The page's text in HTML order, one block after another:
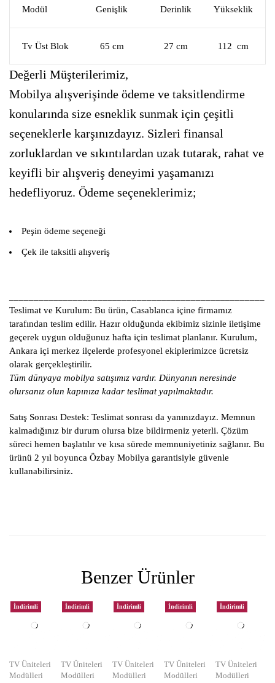
Modül Genişlik Derinlik Yükseklik
Tv Üst Blok 65 cm 27 cm 112 cm
Değerli Müşterilerimiz,
Mobilya alışverişinde ödeme ve taksitlendirme
konularında size esneklik sunmak için çeşitli
seçeneklerle karşınızdayız. Sizleri finansal
zorluklardan ve sıkıntılardan uzak tutarak, rahat ve
keyifli bir alışveriş deneyimi yaşamanızı
hedefliyoruz. Ödeme seçeneklerimiz;
Peşin ödeme seçeneği
Çek ile taksitli alışveriş
Teslimat ve Kurulum: Bu ürün, Casablanca içine firmamız
tarafından teslim edilir. Hazır olduğunda ekibimiz sizinle iletişime
geçerek uygun olduğunuz hafta için teslimat planlanır. Kurulum,
Ankara içi merkez ilçelerde profesyonel ekiplerimizce ücretsiz
olarak gerçekleştirilir.
Tüm dünyaya mobilya satışımız vardır. Dünyanın neresinde
olursanız olun kapınıza kadar teslimat yapılmaktadır.
Satış Sonrası Destek: Teslimat sonrası da yanınızdayız. Memnun
kalmadığınız bir durum olursa bize bildirmeniz yeterli. Çözüm
süreci hemen başlatılır ve kısa sürede memnuniyetiniz sağlanır. Bu
ürünü 2 yıl boyunca Özbay Mobilya garantisiyle güvenle
kullanabilirsiniz.
Benzer Ürünler
İndirimli
TV Üniteleri
Modülleri
İndirimli
TV Üniteleri
Modülleri
İndirimli
TV Üniteleri
Modülleri
İndirimli
TV Üniteleri
Modülleri
İndirimli
TV Üniteleri
Modülleri